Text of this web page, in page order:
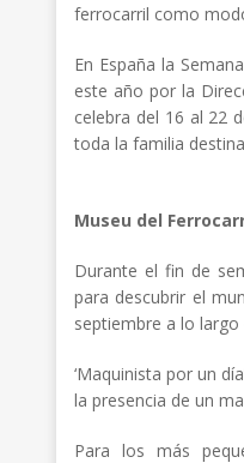
ferrocarril como
En España la
este año por la
celebra del 16 al 22
toda la familia
Museu del
Durante el fin de
para descubrir el
septiembre a lo
‘Maquinista por un
la presencia de un
Para los más